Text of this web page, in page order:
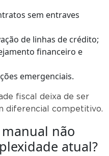
sem entraves
de linhas de crédito;
financeiro e
emergenciais.
fiscal deixa de ser
diferencial competitivo.
não
atual?